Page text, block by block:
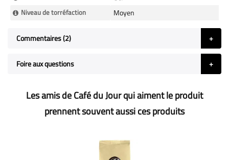
Niveau de torréfaction Moyen
Commentaires 2
Foire aux questions
Les amis de Café du Jour qui aiment le produit
prennent souvent aussi ces produits